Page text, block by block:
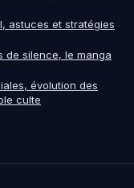
astuces et stratégies
de silence, le manga
évolution des
culte